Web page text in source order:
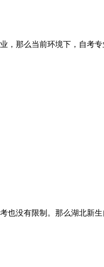
，那么当前环境下，自考
也没有限制。那么湖北新